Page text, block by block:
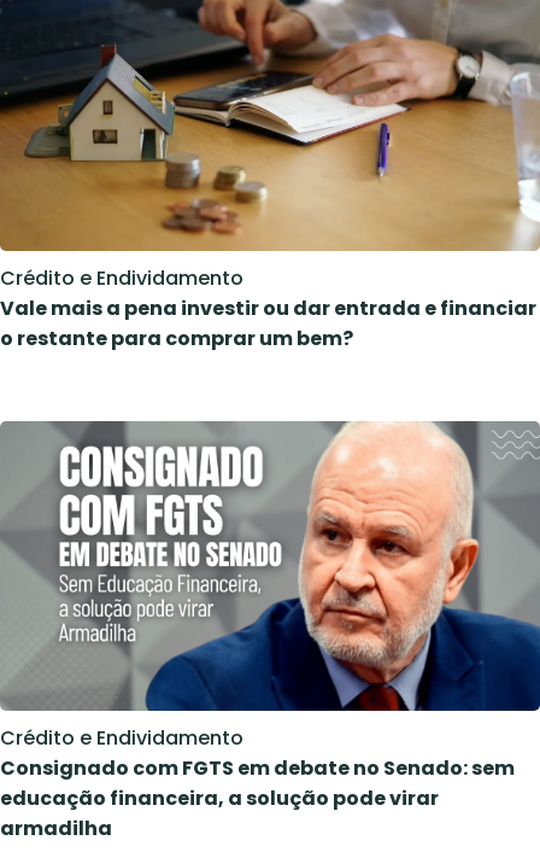
Crédito e Endividamento
Vale mais a pena investir ou dar entrada e financiar
o restante para comprar um bem?
Crédito e Endividamento
Consignado com FGTS em debate no Senado: sem
educação financeira, a solução pode virar
armadilha